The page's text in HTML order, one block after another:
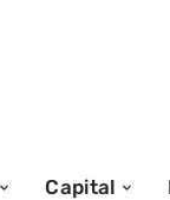
Capital